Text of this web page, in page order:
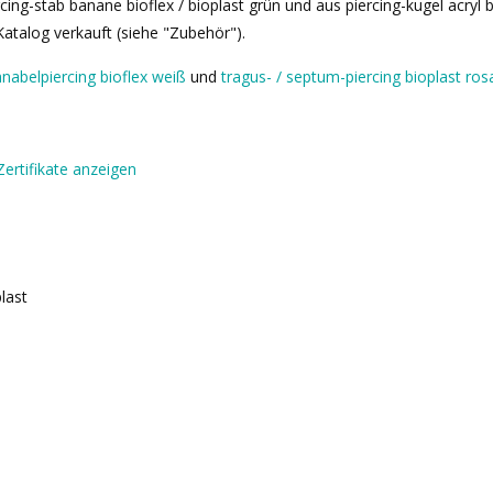
stab banane bioflex / bioplast grün und aus piercing-kugel
verkauft (siehe "Zubehör").
bioflex weiß undtragus- / septum-piercing bioplast
anzeigen